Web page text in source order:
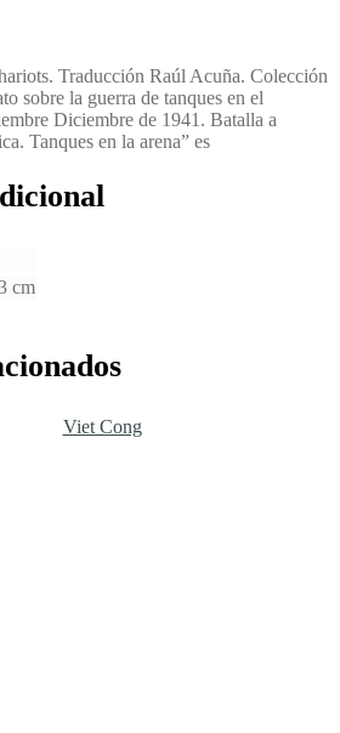
Traducción Raúl Acuña. Colección
sobre la guerra de tanques en el
Diciembre de 1941. Batalla a
Tanques en la arena” es
cm